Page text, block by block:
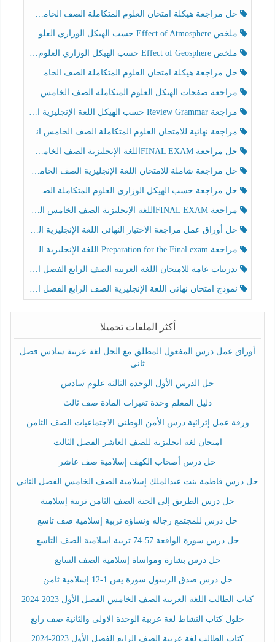
حل مراجعة هيكلة امتحان العلوم المتكاملة الصف الخامس انسبير الفصل الثالث
ملخص Effect of Atmosphere حسب الهيكل الوزاري العلوم المتكاملة الصف الخامس انسبير الفصل الثالث
ملخص Effect of Geosphere حسب الهيكل الوزاري العلوم المتكاملة الصف الخامس انسبير الفصل الثالث
حل مراجعة هيكلة امتحان العلوم المتكاملة الصف الخامس عام الفصل الثالث
مراجعة صفحات الهيكل العلوم المتكاملة الصف الخامس انسبير الفصل الثالث
مراجعة Review Grammar حسب الهيكل اللغة الإنجليزية الصف الخامس الفصل الثالث
مراجعة نهائية للامتحان العلوم المتكاملة الصف الخامس انسبير الفصل الثالث
حل مراجعة FINAL EXAMاللغة الإنجليزية الصف الخامس الفصل الثالث
حل مراجعة شاملة للامتحان اللغة الإنجليزية الصف الخامس الفصل الثالث
حل مراجعة حسب الهيكل الوزاري العلوم المتكاملة الصف الخامس عام الفصل الثالث
مراجعة FINAL EXAMاللغة الإنجليزية الصف الخامس الفصل الثالث
حل أوراق عمل مراجعة الاختبار النهائي اللغة الإنجليزية الصف الرابع الفصل الثالث
مراجعة Preparation for the Final exam اللغة الإنجليزية الصف الرابع الفصل الثالث
تدريبات عامة للامتحان اللغة العربية الصف الرابع الفصل الثالث
نموذج امتحان نهائي اللغة الإنجليزية الصف الرابع الفصل الثالث
أكثر الملفات تحميلا
أوراق عمل درس المفعول المطلق مع الحل لغة عربية سادس فصل
ثاني
حل الدرس الأول الوحدة الثالثة علوم سادس
دليل المعلم وحدة تغيرات المادة صف ثالث
ورقة عمل إثرائية درس الأمن الوطني الاجتماعيات الصف الثامن
امتحان لغة انجليزية للصف العاشر الفصل الثالث
حل درس أصحاب الكهف إسلامية صف عاشر
حل درس فاطمة بنت عبدالملك إسلامية الصف الخامس الفصل الثاني
حل درس الطريق إلى الجنة الصف الثامن تربية إسلامية
حل درس للمجتمع رجاله ونساؤه تربية إسلامية صف تاسع
حل درس سورة الواقعة 57-74 تربية اسلامية الصف التاسع
حل درس بشارة ومواساة إسلامية الصف السابع
حل درس صدق الرسول سورة يس 1-12 إسلامية ثامن
كتاب الطالب اللغة العربية الصف الخامس الفصل الأول 2023-2024
حلول كتاب النشاط لغة عربية الوحدة الاولى والثانية صف رابع
كتاب الطالب لغة عربية الصف الرابع الفصل الأول 2023-2024